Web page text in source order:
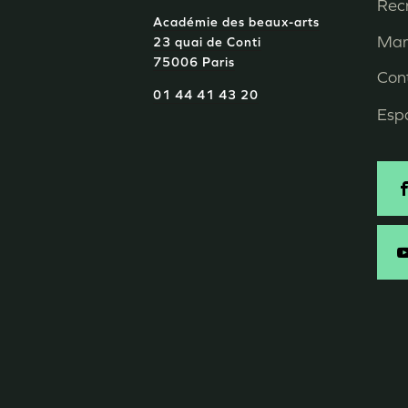
Académie des beaux-arts
23 quai de Conti
75006 Paris
01 44 41 43 20